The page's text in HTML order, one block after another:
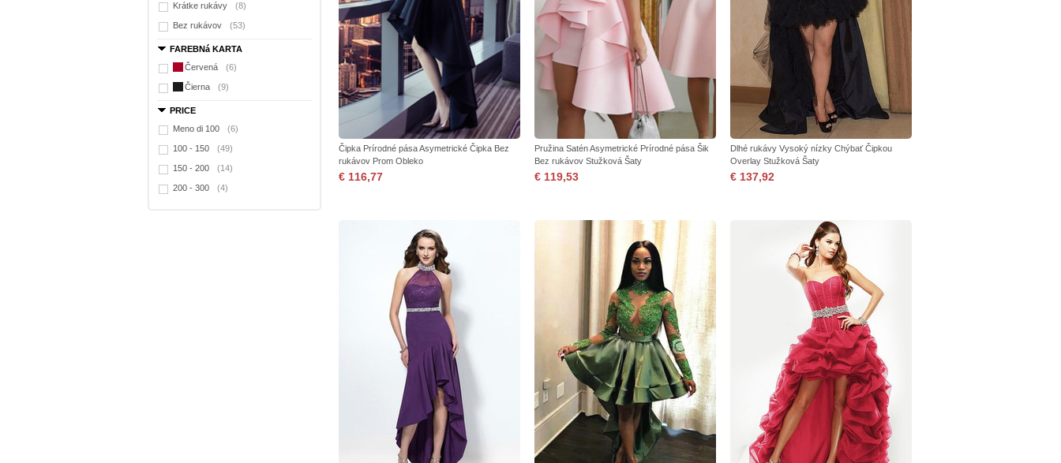
Krátke rukávy (8)
Bez rukávov (53)
FAREBNá KARTA
Červená
(6)
Čierna (9)
PRICE
Meno di 100
(6)
100 - 150 (49)
150 - 200 (14)
200 - 300 (4)
Čipka Prírodné pása Asymetrické Čipka Bez
rukávov Prom Obleko
€ 116,77
Pružina Satén Asymetrické Prírodné pása Šik
Bez rukávov Stužková Šaty
€ 119,53
Dlhé rukávy Vysoký nízky Chýbať Čipkou
Overlay Stužková Šaty
€ 137,92